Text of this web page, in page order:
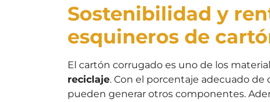
Sostenibilidad y
esquineros de
El cartón corrugado es uno de los
reciclaje. Con el porcentaje adecuado
pueden generar otros componentes.